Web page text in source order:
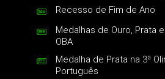
Recesso de Fim de Ano
Medalhas de Ouro, Prata
OBA
Medalha de Prata na 3ª
Português